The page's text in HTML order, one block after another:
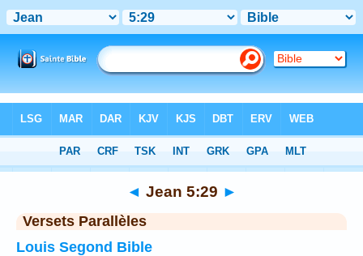
Chapitre 5> Verset 29
◄ Jean 5:29 ►
Versets Parallèles
Louis Segond Bible